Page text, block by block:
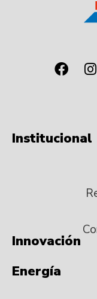
Institucional
Innovación
Energía